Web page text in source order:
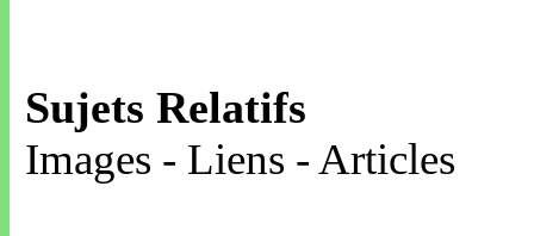
Sujets Relatifs
Images - Liens - Articles